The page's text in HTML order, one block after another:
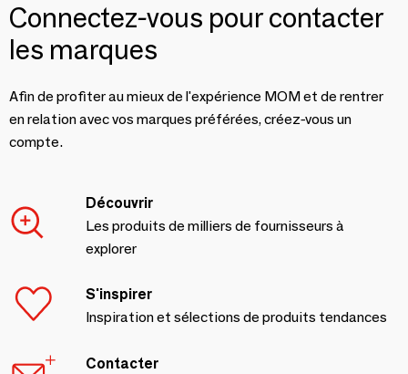
Connectez-vous pour contacter
les marques
Afin de profiter au mieux de l'expérience MOM et de rentrer
en relation avec vos marques préférées, créez-vous un
compte.
Découvrir
Les produits de milliers de fournisseurs à
explorer
S'inspirer
Inspiration et sélections de produits tendances
Contacter